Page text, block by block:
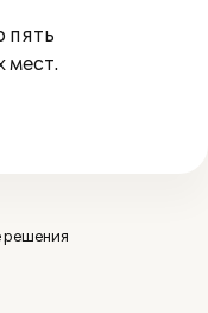
пять
мест.
решения